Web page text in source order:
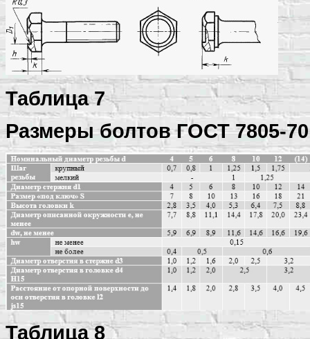
Таблица 7
Размеры болтов ГОСТ 7805-
Таблица 8